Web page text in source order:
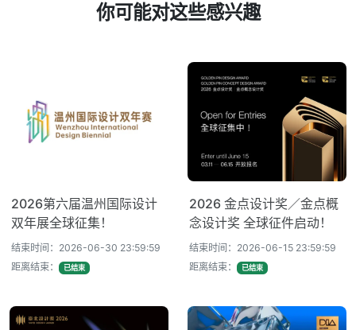
你可能对这些感兴趣
2026第六届温州国际设计
双年展全球征集！
结束时间：2026-06-30 23:59:59
距离结束：
已结束
2026 金点设计奖／金点概
念设计奖 全球征件启动！
结束时间：2026-06-15 23:59:59
距离结束：
已结束